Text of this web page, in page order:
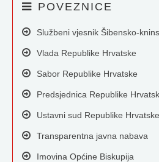
POVEZNICE
Službeni vjesnik Šibensko-
Vlada Republike Hrvatske
Sabor Republike Hrvatske
Predsjednica Republike
Ustavni sud Republike Hrvatske
Transparentna javna nabava
Imovina Općine Biskupija